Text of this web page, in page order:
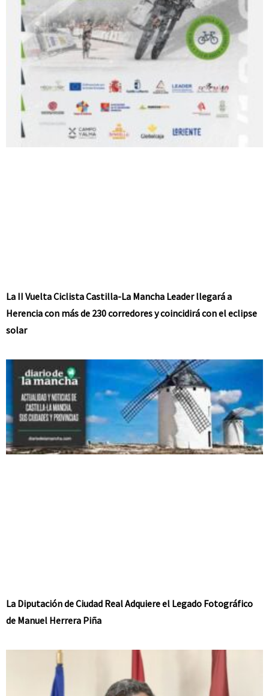
La II Vuelta Ciclista Castilla-La Mancha Leader llegará a
Herencia con más de 230 corredores y coincidirá con el eclipse
solar
La Diputación de Ciudad Real Adquiere el Legado Fotográfico
de Manuel Herrera Piña